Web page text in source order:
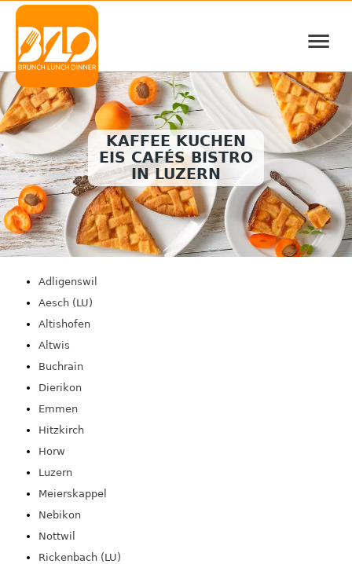
≡
KAFFEE KUCHEN
EIS CAFÉS BISTRO
IN LUZERN
Adligenswil
Aesch (LU)
Altishofen
Altwis
Buchrain
Dierikon
Emmen
Hitzkirch
Horw
Luzern
Meierskappel
Nebikon
Nottwil
Rickenbach (LU)